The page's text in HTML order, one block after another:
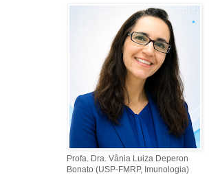
Profa. Dra. Vânia Luiza Deperon
Bonato (USP-FMRP, Imunologia)